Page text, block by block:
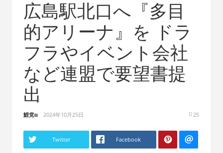
広島駅北口へ『多目
的アリーナ』を ドラ
フラやイベント会社
など連盟で要望書提
出
鯉党α 2024年10月25日 25
Twitter Facebook